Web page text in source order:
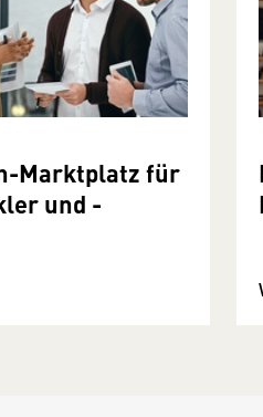
Marktplatz für
und -